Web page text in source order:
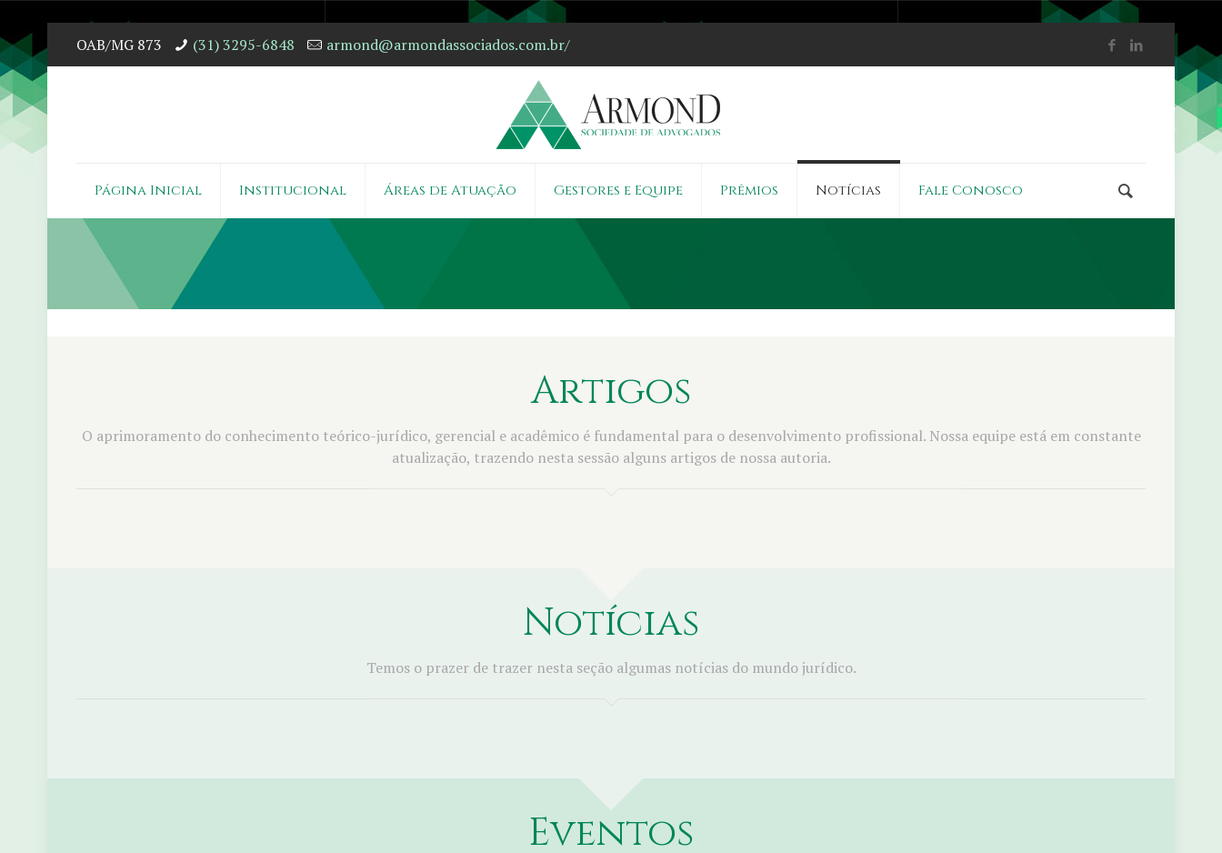
OAB/MG 873 (31) 3295-6848 armond@armondassociados.com.br/
Página Inicial Institucional Áreas de Atuação Gestores e Equipe Prêmios Notícias Fale Conosco
Artigos
O aprimoramento do conhecimento teórico-jurídico, gerencial e acadêmico é fundamental para o desenvolvimento profissional. Nossa equipe está em constante
atualização, trazendo nesta sessão alguns artigos de nossa autoria.
Notícias
Temos o prazer de trazer nesta seção algumas notícias do mundo jurídico.
Eventos